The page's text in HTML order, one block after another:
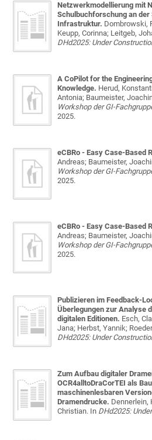
Netzwerkmodellierung mit
Schulbuchforschung an
Infrastruktur. Dombrowski,
Keupp, Corinna; Leitgeb,
DHd2025: Under
A CoPilot for the
Knowledge. Herud,
Antonia; Baumeister,
Workshop der GI-
2025.
eCBRo - Easy Case-Based
Andreas; Baumeister,
Workshop der GI-
2025.
eCBRo - Easy Case-Based
Andreas; Baumeister,
Workshop der GI-
2025.
Publizieren im Feedback-
Überlegungen zur Analyse
digitalen Editionen. Esch,
Jana; Herbst, Yannik;
DHd2025: Under
Zum Aufbau digitaler
OCR4alltoDraCorTEI als
maschinenlesbaren
Dramendrucke. Dennerlein,
Christian. In DHd2025: